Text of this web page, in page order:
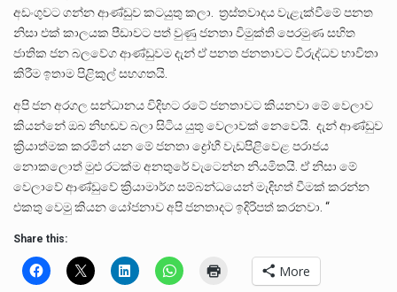
අඩංගුවට ගන්න ආණ්ඩුව කටයුතු කලා. ත්‍රස්තවාදය වැළැක්වීමේ පනත
නිසා එක් කාලයක පීඩාවට පත් වුණු ජනතා විමුක්ති පෙරමුණ සහිත
ජාතික ජන බලවේග ආණ්ඩුවම දැන් ඒ පනත ජනතාවට විරුද්ධව භාවිතා
කිරීම ඉතාම පිළිකුල් සහගතයි.
අපි ජන අරගල සන්ධානය විදිහට රටේ ජනතාවට කියනවා මේ වෙලාව
කියන්නේ ඔබ නිහඬව බලා සිටිය යුතු වෙලාවක් නෙවෙයි. දැන් ආණ්ඩුව
ක්‍රියාත්මක කරමින් යන මේ ජනතා ද්‍රෝහී වැඩපිළිවෙළ පරාජය
නොකලොත් මුළු රටක්ම අනතුරේ වැටෙන්න නියමිතයි. ඒ නිසා මේ
වෙලාවේ ආණ්ඩුවේ ක්‍රියාමාර්ග සම්බන්ධයෙන් මැදිහත් වීමක් කරන්න
එකතු වෙමු කියන යෝජනාව අපි ජනතාදට ඉදිරිපත් කරනවා. “
Share this:
More